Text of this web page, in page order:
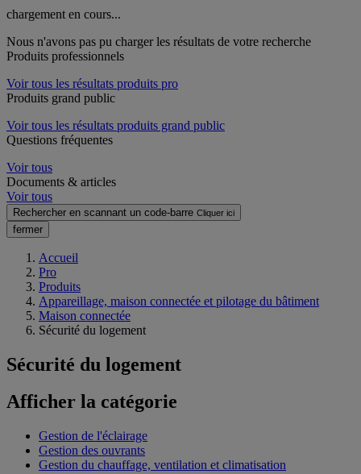
chargement en cours...
Nous n'avons pas pu charger les résultats de votre recherche
Produits professionnels
Voir tous les résultats produits pro
Produits grand public
Voir tous les résultats produits grand public
Questions fréquentes
Voir tous
Documents & articles
Voir tous
Rechercher en scannant un code-barre Cliquer ici
fermer
Accueil
Pro
Produits
Appareillage, maison connectée et pilotage du bâtiment
Maison connectée
Sécurité du logement
Sécurité du logement
Afficher la catégorie
Gestion de l'éclairage
Gestion des ouvrants
Gestion du chauffage, ventilation et climatisation